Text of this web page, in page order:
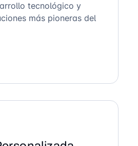
tecnológico y
más pioneras del